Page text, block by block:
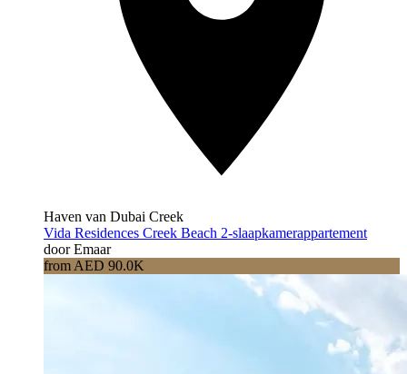
Haven van Dubai Creek
Vida Residences Creek Beach 2-slaapkamerappartement
door Emaar
from AED 90.0K